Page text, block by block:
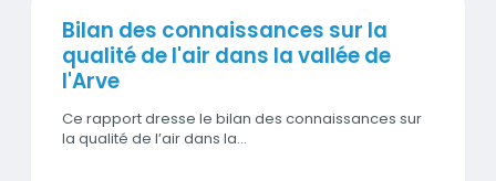
Bilan des connaissances sur la
qualité de l'air dans la vallée de
l'Arve
Ce rapport dresse le bilan des connaissances sur
la qualité de l’air dans la…